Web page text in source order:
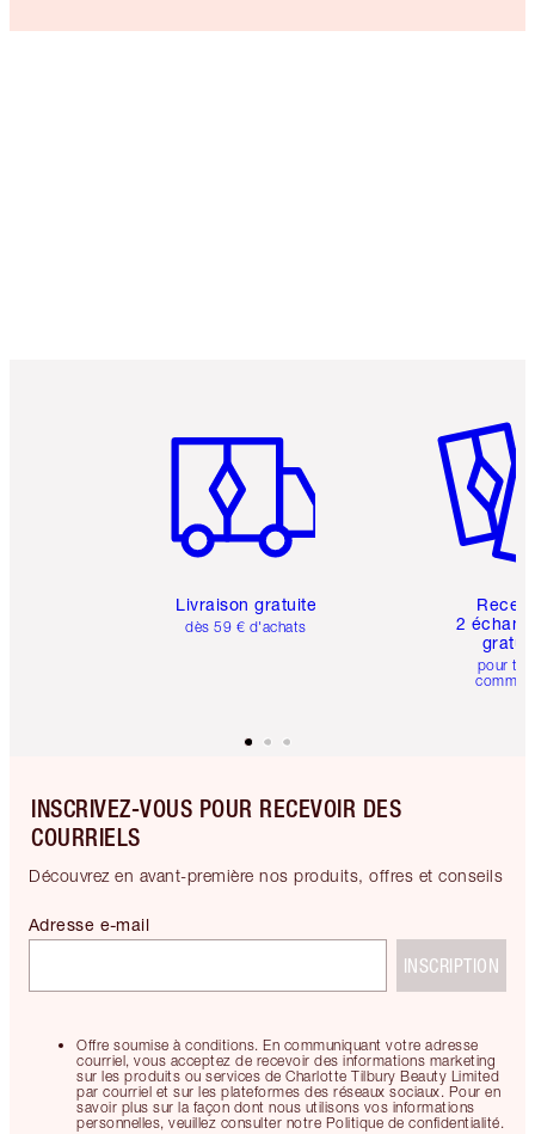
Livraison gratuite
dès 59 € d'achats
2
pour
INSCRIVEZ-VOUS POUR RECEVOIR DES
COURRIELS
Découvrez en avant-première nos produits, offres et conseils
Offre soumise à conditions. En communiquant votre adresse
courriel, vous acceptez de recevoir des informations marketing
sur les produits ou services de Charlotte Tilbury Beauty Limited
par courriel et sur les plateformes des réseaux sociaux. Pour en
savoir plus sur la façon dont nous utilisons vos informations
personnelles, veuillez consulter notre Politique de confidentialité.
Adresse e-mail
INSCRIPTION